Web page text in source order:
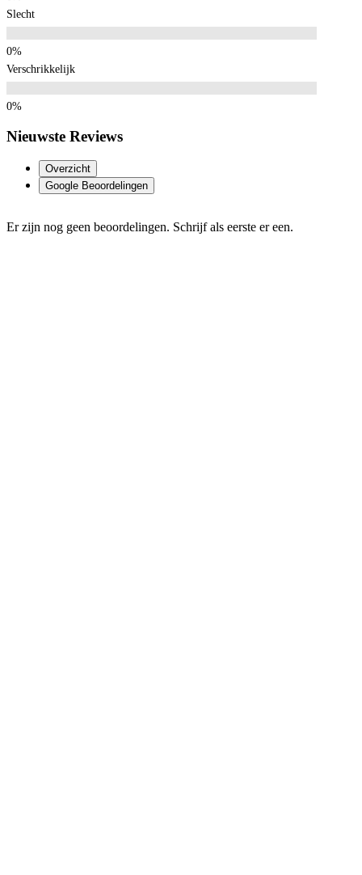
Slecht
Verschrikkelijk
Nieuwste Reviews
Overzicht
Google Beoordelingen
Er zijn nog geen beoordelingen. Schrijf als eerste er een.